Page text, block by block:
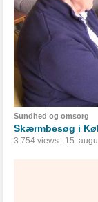
Sundhed og omsorg
Skærmbesøg i
3.754 views 15.